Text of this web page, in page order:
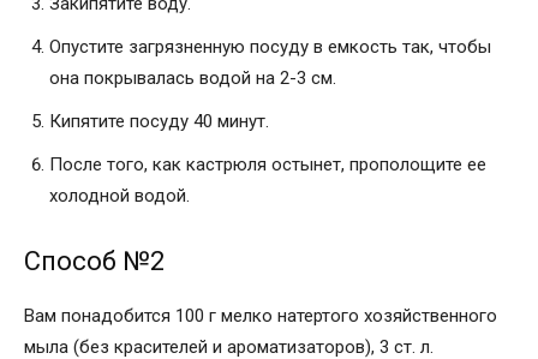
Опустите загрязненную посуду в емкость так, чтобы
она покрывалась водой на 2-3 см.
Кипятите посуду 40 минут.
После того, как кастрюля остынет, прополощите ее
холодной водой.
Способ №2
Вам понадобится 100 г мелко натертого хозяйственного
мыла (без красителей и ароматизаторов), 3 ст. л.